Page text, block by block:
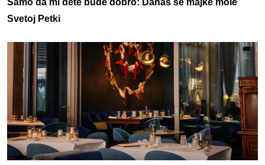
Samo da mi dete bude dobro: Danas se majke mole
Svetoj Petki